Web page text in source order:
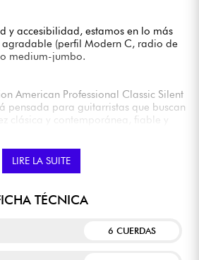
y accesibilidad, estamos en lo más
(perfil Modern C, radio de
medium-jumbo.
American Professional Classic Silent
pensada para guitarristas que buscan
clásica y contemporánea, fiable y
LIRE LA SUITE
TÉCNICA
6 CUERDAS